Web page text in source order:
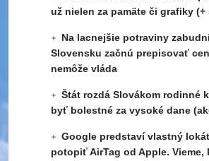
už nielen za pamäte či grafiky (+
Na lacnejšie potraviny
Slovensku začnú prepisovať
nemôže vláda
Štát rozdá Slovákom rodinné
byť bolestné za vysoké dane
Google predstaví vlastný
potopiť AirTag od Apple.